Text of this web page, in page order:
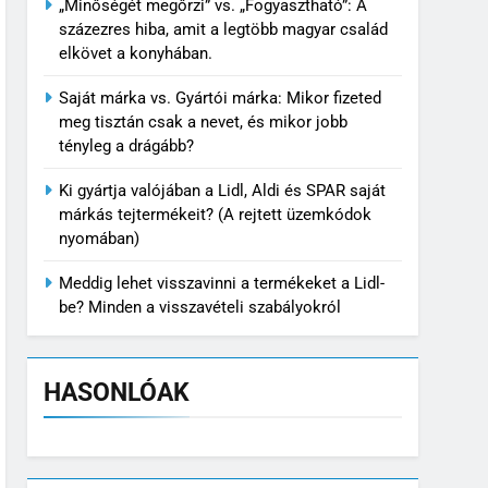
„Minőségét megőrzi” vs. „Fogyasztható”: A
százezres hiba, amit a legtöbb magyar család
elkövet a konyhában.
Saját márka vs. Gyártói márka: Mikor fizeted
meg tisztán csak a nevet, és mikor jobb
tényleg a drágább?
Ki gyártja valójában a Lidl, Aldi és SPAR saját
márkás tejtermékeit? (A rejtett üzemkódok
nyomában)
Meddig lehet visszavinni a termékeket a Lidl-
be? Minden a visszavételi szabályokról
HASONLÓAK